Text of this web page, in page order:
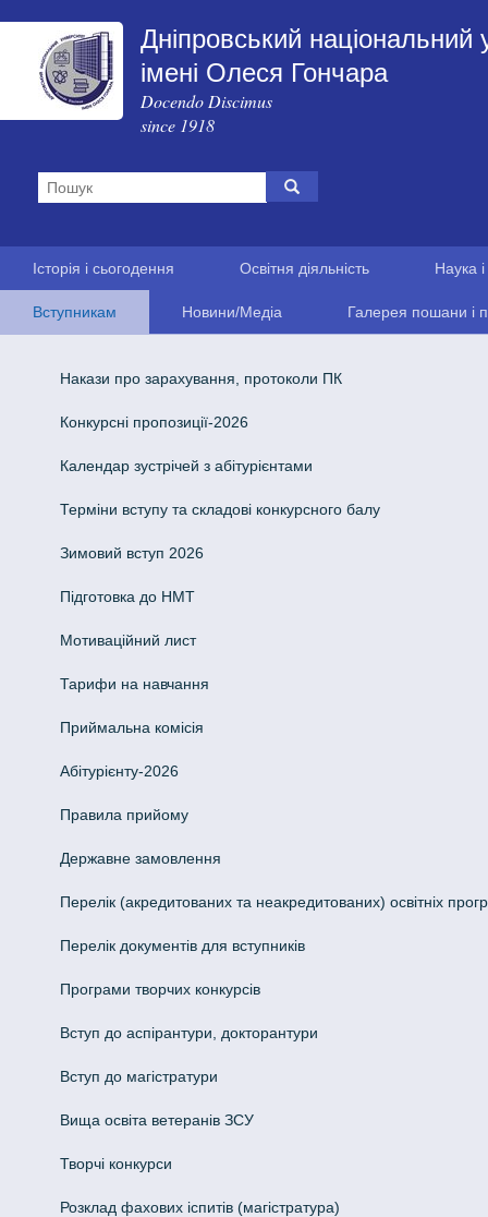
Дніпровський національний
імені Олеся Гончара
Docendo Discimus
since 1918
Історія і сьогодення Освітня діяльність Наука
Вступникам Новини/Медіа Галерея пошани і
Накази про зарахування, протоколи ПК
Конкурсні пропозиції-2026
Календар зустрічей з абітурієнтами
Терміни вступу та складові конкурсного балу
Зимовий вступ 2026
Підготовка до НМТ
Мотиваційний лист
Тарифи на навчання
Приймальна комісія
Абітурієнту-2026
Правила прийому
Державне замовлення
Перелік (акредитованих та неакредитованих) освітніх
Перелік документів для вступників
Програми творчих конкурсiв
Вступ до аспірантури, докторантури
Вступ до магістратури
Вища освіта ветеранів ЗСУ
Творчі конкурси
Розклад фахових іспитів (магістратура)